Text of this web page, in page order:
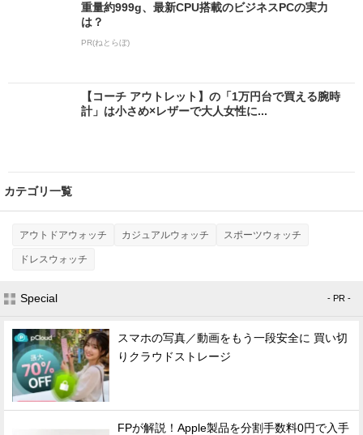
重量約999g、最新CPU搭載のビジネスPCの実力
は？
PR(ねとらぼ)
【コーチ アウトレット】の「1万円台で買える腕時
計」は小さめ×レザーで大人女性に...
カテゴリ一覧
アウトドアウォッチ カジュアルウォッチ スポーツウォッチ
ドレスウォッチ
Special - PR -
スマホの写真／動画をもう一段安全に 買い切
りクラウドストレージ
FPが解説！Apple製品を分割手数料0円で入手